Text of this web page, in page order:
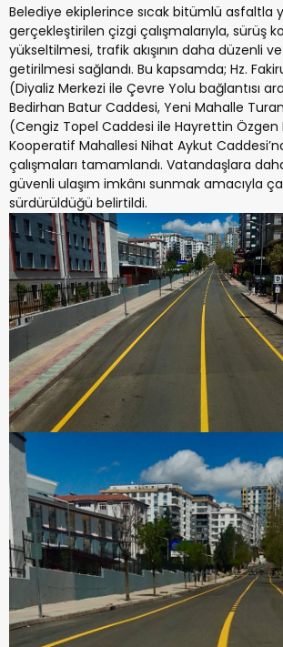
Belediye ekiplerince sıcak bitümlü asfaltla
gerçekleştirilen çizgi çalışmalarıyla, sürüş
yükseltilmesi, trafik akışının daha düzenli
getirilmesi sağlandı. Bu kapsamda; Hz.
(Diyaliz Merkezi ile Çevre Yolu bağlantısı
Bedirhan Batur Caddesi, Yeni Mahalle
(Cengiz Topel Caddesi ile Hayrettin Özgen
Kooperatif Mahallesi Nihat Aykut
çalışmaları tamamlandı. Vatandaşlara
güvenli ulaşım imkânı sunmak amacıyla
sürdürüldüğü belirtildi.